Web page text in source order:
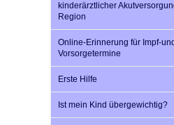
kinderärztlicher
Region
Online-Erinnerung für Impf-und
Vorsorgetermine
Erste Hilfe
Ist mein Kind übergewichtig?